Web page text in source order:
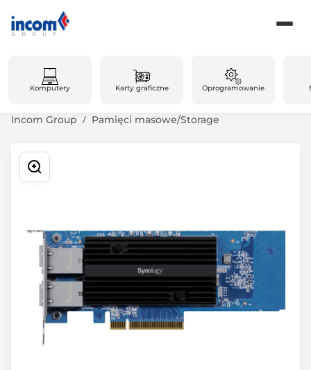
Komputery Karty graficzne Oprogramowanie
Incom Group Pamięci masowe/Storage